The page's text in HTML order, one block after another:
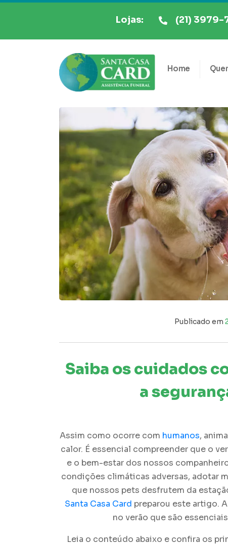
Lojas: (21) 3979-
Home
Publicado em
Saiba os cuidados
a
Assim como ocorre com humanos,
calor. É essencial compreender que o
e o bem-estar dos nossos
condições climáticas adversas, adotar
que nossos pets desfrutem da
Santa Casa Card preparou este artigo.
no verão que são
Leia o conteúdo abaixo e confira os